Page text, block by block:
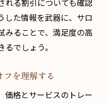
れる割引についても確認
した情報を武器に、サロ
みることで、満足度の高
でしょう。
を理解する
価格とサービスのトレー